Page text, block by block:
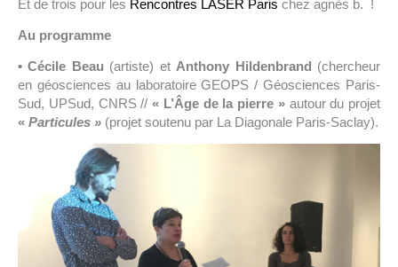
Et de trois pour les Rencontres LASER Paris chez agnès b. !
Au programme
• Cécile Beau (artiste) et Anthony Hildenbrand (chercheur
en géosciences au laboratoire GEOPS / Géosciences Paris-
Sud, UPSud, CNRS // « L’Âge de la pierre »autour du projet
« Particules » (projet soutenu par La Diagonale Paris-Saclay).